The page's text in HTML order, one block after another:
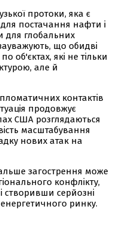
протоки, яка є
постачання нафти і
для глобальних
що обидві
об'єктах, які не тільки
але й
контактів
продовжує
США розглядаються
масштабування
нових атак на
загострення може
конфлікту,
створивши серйозні
ринку.